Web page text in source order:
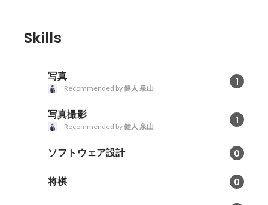
Skills
写真 1
Recommended by健人 泉山
写真撮影 1
Recommended by健人 泉山
ソフトウェア設計 0
将棋 0